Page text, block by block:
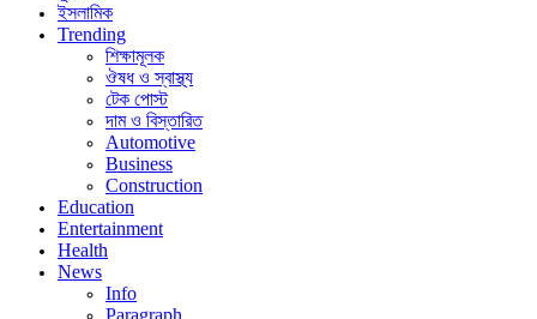
ইসলামিক
Trending
শিক্ষামূলক
ঔষধ ও স্বাস্থ্য
টেক পোস্ট
দাম ও বিস্তারিত
Automotive
Business
Construction
Education
Entertainment
Health
News
Info
Paragraph